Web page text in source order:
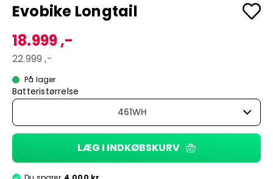
Evobike Longtail
18.999 ,-
22.999 ,-
På lager
Batteristørrelse
461WH
LÆG I INDKØBSKURV